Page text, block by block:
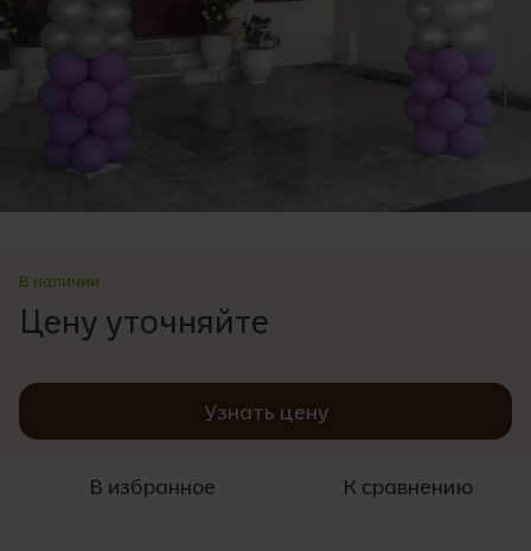
В наличии
Цену уточняйте
Узнать цену
В избранное К сравнению